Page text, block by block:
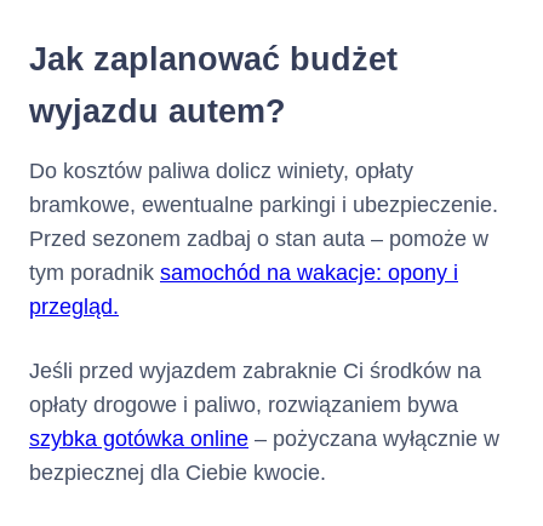
Jak zaplanować budżet
wyjazdu autem?
Do kosztów paliwa dolicz winiety, opłaty
bramkowe, ewentualne parkingi i ubezpieczenie.
Przed sezonem zadbaj o stan auta – pomoże w
tym poradnik samochód na wakacje: opony i
przegląd.
Jeśli przed wyjazdem zabraknie Ci środków na
opłaty drogowe i paliwo, rozwiązaniem bywa
szybka gotówka online – pożyczana wyłącznie w
bezpiecznej dla Ciebie kwocie.